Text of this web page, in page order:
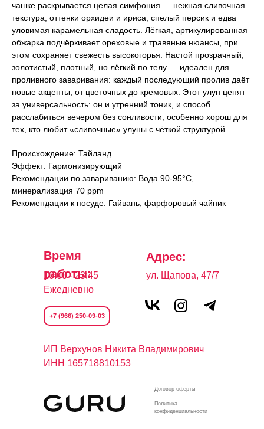
чашке раскрывается целая симфония — нежная сливочная
текстура, оттенки орхидеи и ириса, спелый персик и едва
уловимая карамельная сладость. Лёгкая, артикулированная
обжарка подчёркивает ореховые и травяные нюансы, при
этом сохраняет свежесть высокогорья. Настой прозрачный,
золотистый, плотный, но лёгкий по телу — идеален для
проливного заваривания: каждый последующий пролив даёт
новые акценты, от цветочных до кремовых. Этот улун ценят
за универсальность: он и утренний тоник, и способ
расслабиться вечером без сонливости; особенно хорош для
тех, кто любит «сливочные» улуны с чёткой структурой.
Происхождение: Тайланд
Эффект: Гармонизирующий
Рекомендации по завариванию: Вода 90-95°C,
минерализация 70 ppm
Рекомендации к посуде: Гайвань, фарфоровый чайник
Адрес:
Время
работы:
ул. Щапова, 47/7
И П Верхунов Никита Владимирович
ИНН 165718810153
10:00 - 23:45
Ежедневно
Политика
конфиденциальности
Договор оферты
+7 (966) 250-09-03